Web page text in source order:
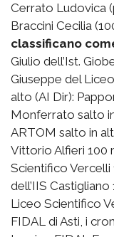
Cerrato Ludovica
Braccini Cecilia
classificano
Giulio dell’Ist.
Giuseppe del
alto (AI Dir):
Monferrato salto
ARTOM salto in
Vittorio Alfieri 100
Scientifico Vercelli
dell’IIS
Liceo Scientifico
FIDAL di Asti, i